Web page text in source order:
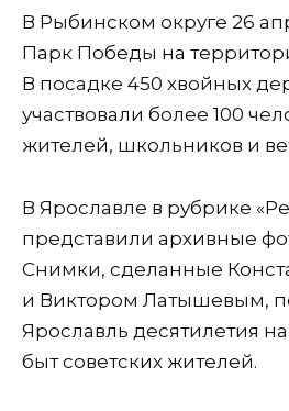
В Рыбинском округе 26
Парк Победы на
В посадке 450 хвойных
участвовали более 100
жителей, школьников и
В Ярославле в рубрике
представили архивные
Снимки, сделанные
и Виктором Латышевым,
Ярославль десятилетия
быт советских жителей.